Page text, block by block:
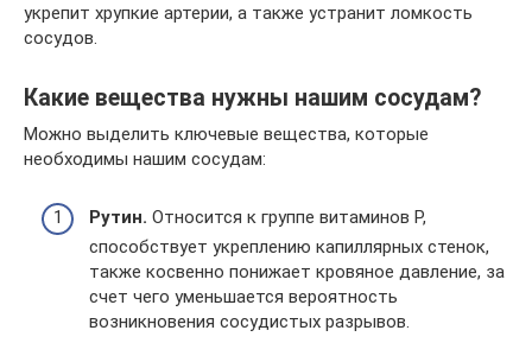
укрепит хрупкие артерии, а также устранит ломкость
сосудов.
Какие вещества нужны нашим сосудам?
Можно выделить ключевые вещества, которые
необходимы нашим сосудам:
Рутин. Относится к группе витаминов Р,
способствует укреплению капиллярных стенок,
также косвенно понижает кровяное давление, за
счет чего уменьшается вероятность
возникновения сосудистых разрывов.